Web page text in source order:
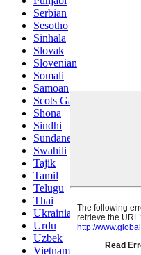
Serbian
Sesotho
Sinhala
Slovak
Slovenian
Somali
Samoan
Scots Gaelic
Shona
Sindhi
Sundanese
Swahili
Tajik
Tamil
Telugu
Thai
Ukrainian
Urdu
Uzbek
Vietnamese